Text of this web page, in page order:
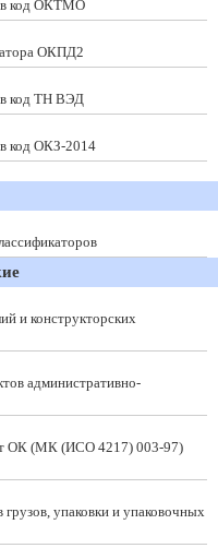
в код ОКТМО
ОКПД2
в код ТН ВЭД
код ОКЗ-2014
и конструкторских
административно-
ОК (МК (ИСО 4217) 003-97)
упаковки и упаковочных